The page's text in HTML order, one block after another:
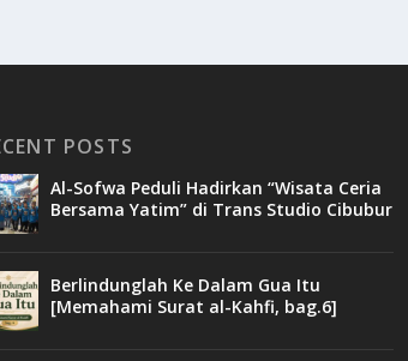
POSTS
Al-Sofwa Peduli Hadirkan “Wisata Ceria
Bersama Yatim” di Trans Studio Cibubur
Berlindunglah Ke Dalam Gua Itu
[Memahami Surat al-Kahfi, bag.6]